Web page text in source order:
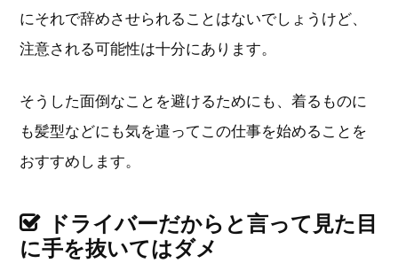
にそれで辞めさせられることはないでしょうけど、
注意される可能性は十分にあります。
そうした面倒なことを避けるためにも、着るものに
も髪型などにも気を遣ってこの仕事を始めることを
おすすめします。
ドライバーだからと言って見た目
に手を抜いてはダメ